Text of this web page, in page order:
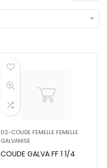
02-COUDE FEMELLE FEMELLE
GALVANISE
COUDE GALVA FF 1 1/4